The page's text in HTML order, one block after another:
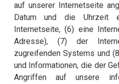
auf unserer Internetseite
Datum und die Uhrzeit
Internetseite, (6) eine
Adresse), (7) der
zugreifenden Systems und
und Informationen, die der
Angriffen auf unsere